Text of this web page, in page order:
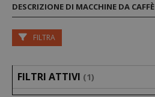
DESCRIZIONE DI MACCHINE DA CAFFÈ
FILTRA
FILTRI ATTIVI